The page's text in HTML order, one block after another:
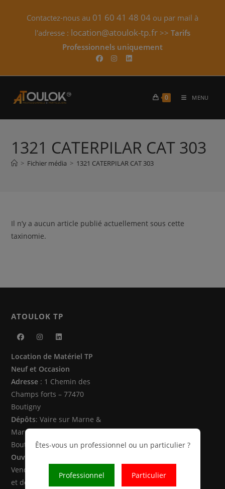
Contactez-nous au 01 60 41 48 04 ou par mail à
l'adresse : location@atoulok-tp.fr >> Tarifs
Professionnels uniquement​
0 MENU
1321 CATERPILAR CAT 303
> Fichier média > 1321 CATERPILAR CAT 303
Il n’y a aucun article publié actuellement sous cette
taxinomie.
ATOULOK TP
dans
un
nouvel
onglet
dans
un
nouvel
onglet
dans
un
nouvel
onglet
Location de Matériel TP
Neuf et Occasion
Adresse : 1 Chemin des
Champs forts – 77470
Boutigny
Dépôts: Vaire sur Marne &
Marne la Vallée (77470 -
Boutigny)
Ouverture
Vendredi de 8h00 à 12h30
et de 14h00 à 18h00
Êtes-vous un professionnel ou un particulier ?
Professionnel Particulier